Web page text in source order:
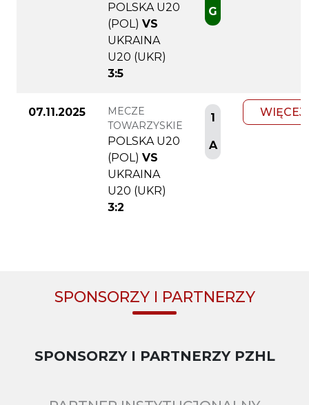
POLSKA U20
(POL) VS
UKRAINA
U20 (UKR)
3:5
G
07.11.2025
MECZE
TOWARZYSKIE
POLSKA U20
(POL) VS
UKRAINA
U20 (UKR)
3:2
1
A
WIĘCEJ
SPONSORZY I PARTNERZY
SPONSORZY I PARTNERZY PZHL